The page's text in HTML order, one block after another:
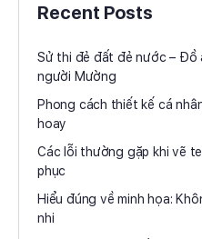
Recent Posts
Sử thi đẻ đất đẻ nước – Đồ
người Mường
Phong cách thiết kế cá
hoay
Các lỗi thường gặp khi vẽ
phục
Hiểu đúng về minh họa:
nhi